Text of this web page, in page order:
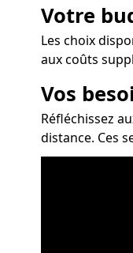
Votre
Les choix
aux coûts
Vos
Réfléchissez
distance. Ces